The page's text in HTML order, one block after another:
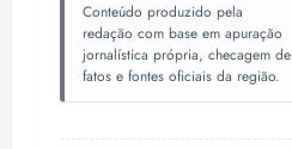
Conteúdo produzido pela
redação com base em apuração
jornalística própria, checagem de
fatos e fontes oficiais da região.